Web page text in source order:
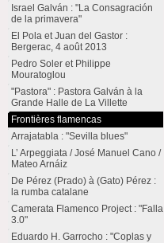
Israel Galván : "La Consagración
de la primavera"
El Pola et Juan del Gastor :
Bergerac, 4 août 2013
Pedro Soler et Philippe
Mouratoglou
"Pastora" : Pastora Galván à la
Grande Halle de La Villette
Frontières flamencas
Arrajatabla : "Sevilla blues"
L’ Arpeggiata / José Manuel Cano /
Mateo Arnáiz
De Pérez (Prado) à (Gato) Pérez :
la rumba catalane
Camerata Flamenco Project : "Falla
3.0"
Eduardo H. Garrocho : "Coplas y